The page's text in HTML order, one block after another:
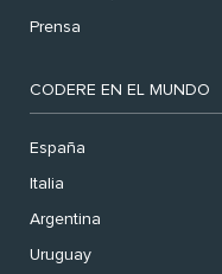
Prensa
CODERE EN EL MUNDO
España
Italia
Argentina
Uruguay